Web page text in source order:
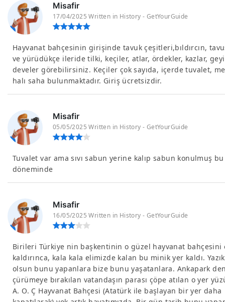
Misafir
17/04/2025 Written in History - GetYourGuide
Hayvanat bahçesinin girişinde tavuk çeşitleri,bıldırcın,
ve yürüdükçe ileride tilki, keçiler, atlar, ördekler, kazlar,
develer görebilirsiniz. Keçiler çok sayıda, içerde tuvalet,
halı saha bulunmaktadır. Giriş ücretsizdir.
Misafir
05/05/2025 Written in History - GetYourGuide
Tuvalet var ama sıvı sabun yerine kalıp sabun konulmuş bu
döneminde
Misafir
16/05/2025 Written in History - GetYourGuide
Birileri Türkiye nin başkentinin o güzel hayvanat bahçesini
kaldırınca, kala kala elimizde kalan bu minik yer kaldı.
olsun bunu yapanlara bize bunu yaşatanlara. Ankapark
çürümeye bırakılan vatandaşın parası çöpe atılan o yer
A. O. Ç Hayvanat Bahçesi (Atatürk ile başlayan bir yer daha